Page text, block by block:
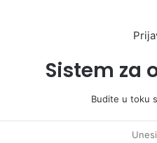
Sistem za
Budite u toku